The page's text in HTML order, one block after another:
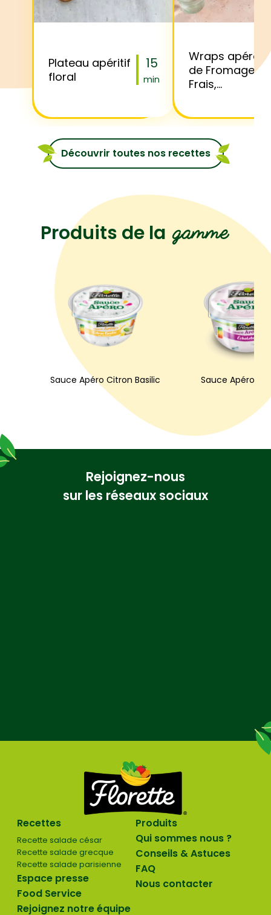
Plateau apéritif
floral
15
min
Wraps apéro
de Fromage
Frais,
Découvrir toutes nos recettes
Produits de la gamme
Sauce Apéro Citron Basilic Sauce Apéro
Rejoignez-nous
sur les réseaux sociaux
Recettes
Recette salade césar
Recette salade grecque
Recette salade parisienne
Espace presse
Food Service
Produits
Qui sommes nous ?
Conseils & Astuces
FAQ
Nous contacter
Rejoignez notre équipe